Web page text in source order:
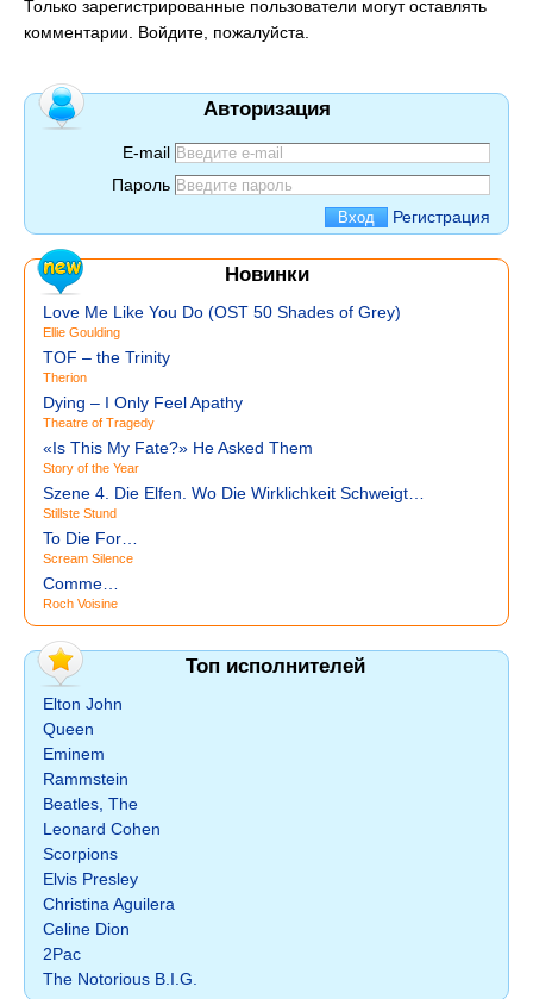
Только зарегистрированные пользователи могут оставлять
комментарии. Войдите, пожалуйста.
Авторизация
E-mail
Пароль
Регистрация
Новинки
Love Me Like You Do (OST 50 Shades of Grey)
Ellie Goulding
TOF – the Trinity
Therion
Dying – I Only Feel Apathy
Theatre of Tragedy
«Is This My Fate?» He Asked Them
Story of the Year
Szene 4. Die Elfen. Wo Die Wirklichkeit Schweigt…
Stillste Stund
To Die For…
Scream Silence
Comme…
Roch Voisine
Топ исполнителей
Elton John
Queen
Eminem
Rammstein
Beatles, The
Leonard Cohen
Scorpions
Elvis Presley
Christina Aguilera
Celine Dion
2Pac
The Notorious B.I.G.